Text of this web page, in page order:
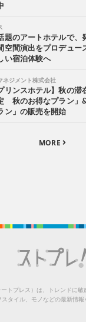
題のアートホテルで、
空間演出をプロデュー
い宿泊体験へ
ネジメント株式会社
リンスホテル】秋の
秋のお得なプラン
ン」の販売を開始
MORE
ートプレス）は、トレンドに敏
タイル、モノなどの最新情報